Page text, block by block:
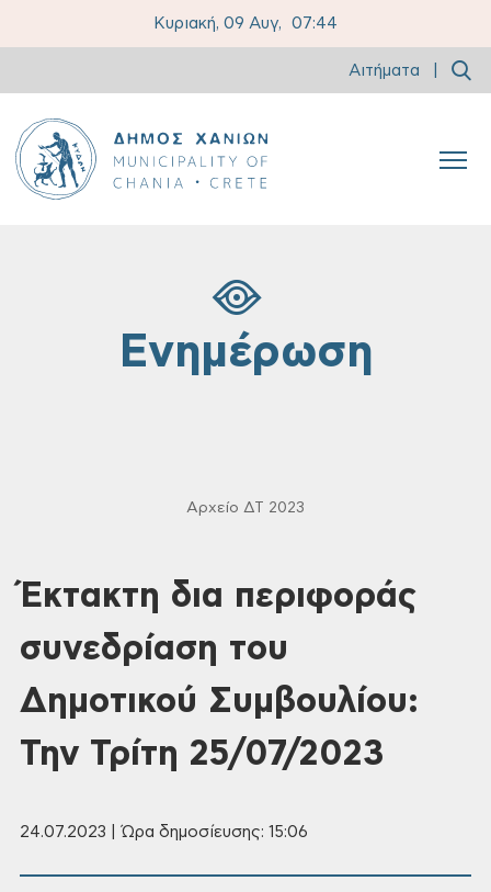
Κυριακή, 09 Αυγ, 07:44
Αιτήματα
Ενημέρωση
Αρχείο ΔΤ 2023
Έκτακτη δια περιφοράς
συνεδρίαση του
Δημοτικού Συμβουλίου:
Την Τρίτη 25/07/2023
24.07.2023 | Ώρα δημοσίευσης: 15:06